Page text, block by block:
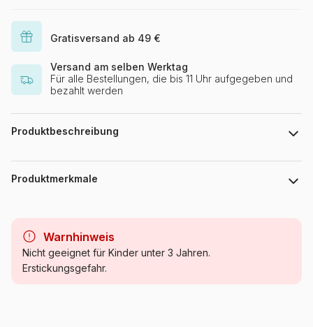
Gratisversand ab 49 €
Versand am selben Werktag
Für alle Bestellungen, die bis 11 Uhr aufgegeben und
bezahlt werden
Produktbeschreibung
123RF
Produktmerkmale
Kategorie Puzzle Frauen und Männer
Warnhinweis
Nicht geeignet für Kinder unter 3 Jahren.
Erstickungsgefahr.